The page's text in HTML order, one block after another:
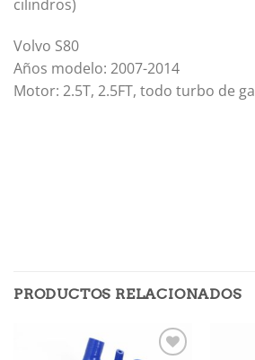
cilindros)
Volvo S80
Años modelo: 2007-2014
Motor: 2.5T, 2.5FT, todo turbo de
PRODUCTOS RELACIONADOS